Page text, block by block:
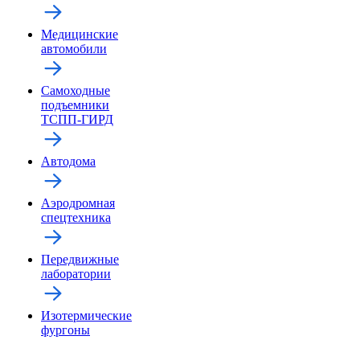
Медицинские
автомобили
Самоходные
подъемники
ТСПП-ГИРД
Автодома
Аэродромная
спецтехника
Передвижные
лаборатории
Изотермические
фургоны